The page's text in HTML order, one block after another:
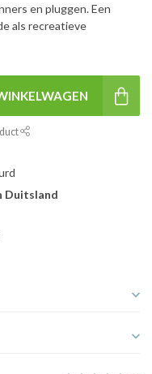
en pluggen. Een
als recreatieve
Duitsland